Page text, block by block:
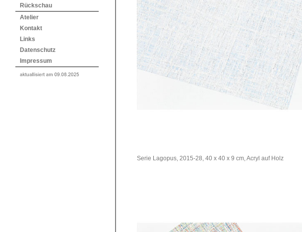
Rückschau
Atelier
Kontakt
Links
Datenschutz
Impressum
Serie Lagopus, 2015-28, 40 x 40 x 9 cm, Acryl auf Holz